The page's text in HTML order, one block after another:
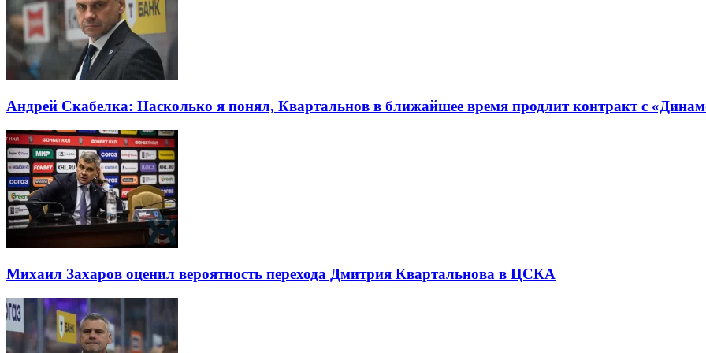
Андрей Скабелка: Насколько я понял, Квартальнов в ближайшее время продлит контракт с
Михаил Захаров оценил вероятность перехода Дмитрия Квартальнова в ЦСКА